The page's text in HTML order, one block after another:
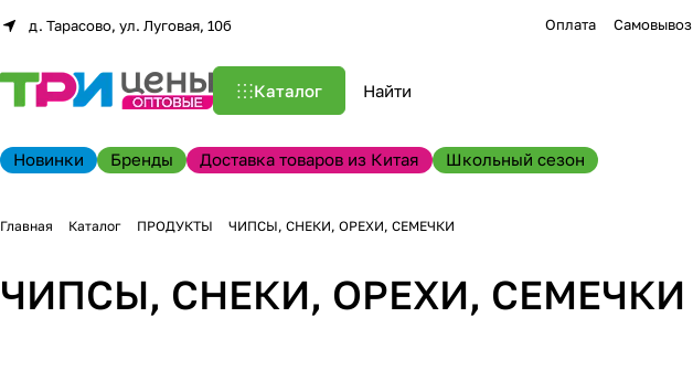
д. Тарасово, ул. Луговая, 10б Оплата Самовывоз
Каталог
Новинки Бренды Доставка товаров из Китая Школьный сезон
Главная Каталог ПРОДУКТЫ ЧИПСЫ, СНЕКИ, ОРЕХИ, СЕМЕЧКИ
ЧИПСЫ, СНЕКИ, ОРЕХИ, СЕМЕЧКИ